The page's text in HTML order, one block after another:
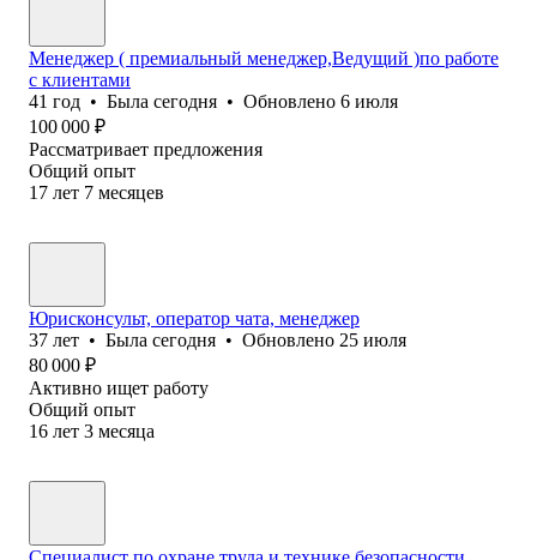
Менеджер ( премиальный менеджер,Ведущий )по работе
с клиентами
41 год • Была сегодня • Обновлено 6 июля
100 000 ₽
Рассматривает предложения
Общий опыт
17 лет 7 месяцев
Юрисконсульт, оператор чата, менеджер
37 лет • Была сегодня • Обновлено 25 июля
80 000 ₽
Активно ищет работу
Общий опыт
16 лет 3 месяца